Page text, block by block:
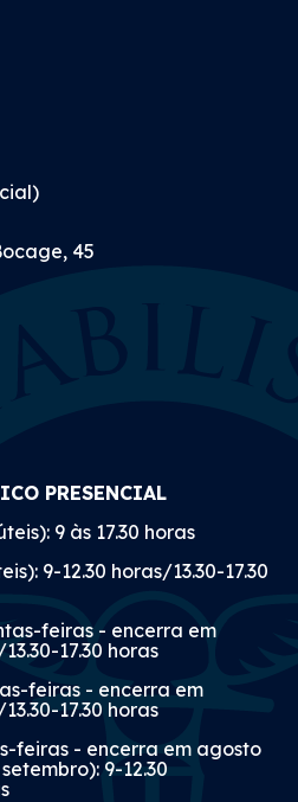
45
PRESENCIAL
9 às 17.30 horas
9-12.30 horas/13.30-17.30
feiras - encerra em
17.30 horas
feiras - encerra em
17.30 horas
feiras - encerra em agosto
9-12.30